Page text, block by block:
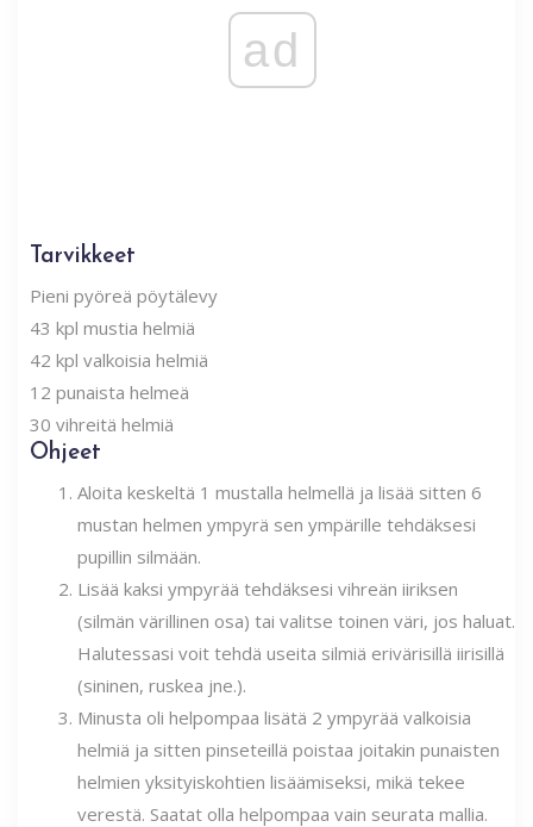
ad
Tarvikkeet
Pieni pyöreä pöytälevy
43 kpl mustia helmiä
42 kpl valkoisia helmiä
12 punaista helmeä
30 vihreitä helmiä
Ohjeet
Aloita keskeltä 1 mustalla helmellä ja lisää sitten 6
mustan helmen ympyrä sen ympärille tehdäksesi
pupillin silmään.
Lisää kaksi ympyrää tehdäksesi vihreän iiriksen
(silmän värillinen osa) tai valitse toinen väri, jos haluat.
Halutessasi voit tehdä useita silmiä erivärisillä iirisillä
(sininen, ruskea jne.).
Minusta oli helpompaa lisätä 2 ympyrää valkoisia
helmiä ja sitten pinseteillä poistaa joitakin punaisten
helmien yksityiskohtien lisäämiseksi, mikä tekee
verestä. Saatat olla helpompaa vain seurata mallia.